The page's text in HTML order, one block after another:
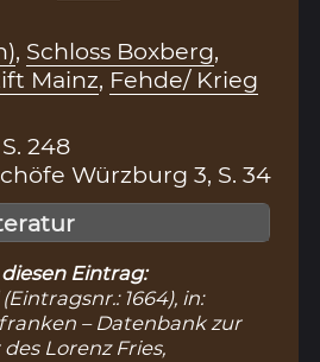
, Schloss Boxberg,
Mainz, Fehde/ Krieg
248
Würzburg 3, S. 34
Eintrag:
1664), in:
– Datenbank zur
Lorenz Fries,